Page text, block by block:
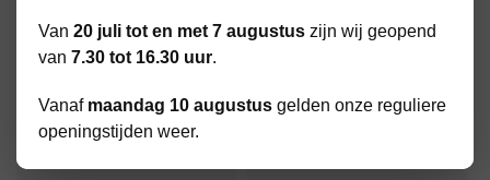
Van 20 juli tot en met 7 augustus zijn wij geopend
van 7.30 tot 16.30 uur.
Vanaf maandag 10 augustus gelden onze reguliere
openingstijden weer.